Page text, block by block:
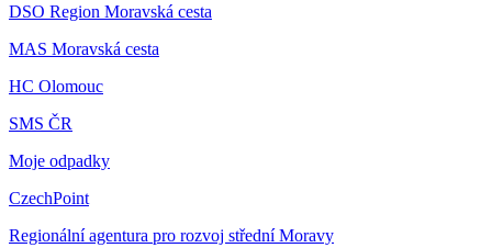
DSO Region Moravská cesta
MAS Moravská cesta
HC Olomouc
SMS ČR
Moje odpadky
CzechPoint
Regionální agentura pro rozvoj střední Moravy